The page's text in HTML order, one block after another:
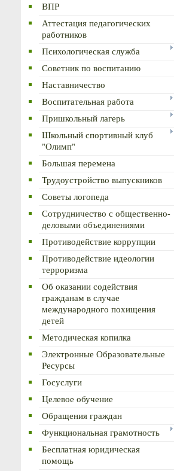
ВПР
Аттестация педагогических
работников
Психологическая служба
Советник по воспитанию
Наставничество
Воспитательная работа
Пришкольный лагерь
Школьный спортивный клуб
"Олимп"
Большая перемена
Трудоустройство выпускников
Советы логопеда
Сотрудничество с общественно-
деловыми объединениями
Противодействие коррупции
Противодействие идеологии
терроризма
Об оказании содействия
гражданам в случае
международного похищения
детей
Методическая копилка
Электронные Образовательные
Ресурсы
Госуслуги
Целевое обучение
Обращения граждан
Функциональная грамотность
Бесплатная юридическая
помощь